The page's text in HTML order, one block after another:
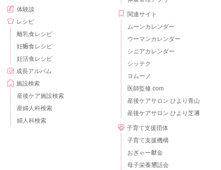
体験談
レシピ
離乳食レシピ
妊娠食レシピ
妊活食レシピ
成長アルバム
施設検索
産後ケア施設検索
産婦人科検索
婦人科検索
関連サイト
ムーンカレンダー
ウーマンカレンダー
シニアカレンダー
シッテク
ヨムーノ
医師監修.com
産後ケアサロン ひより青山
産後ケアサロン ひより芝浦
子育て支援団体
子育て支援機構
おぎゃー献金
母子栄養懇話会